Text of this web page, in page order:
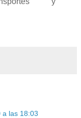
a las 18:03